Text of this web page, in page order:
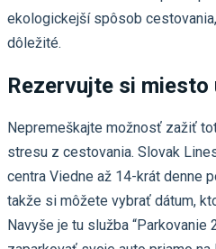
ekologickejší spôsob
dôležité.
Rezervujte si miesto
Nepremeškajte možnosť zažiť
stresu z cestovania. Slovak
centra Viedne až 14-krát denne
takže si môžete vybrať dátum,
Navyše je tu služba “Parkovanie